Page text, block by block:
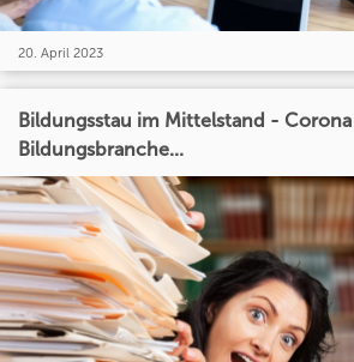
20. April 2023
Bildungsstau im Mittelstand -
Bildungsbranche...